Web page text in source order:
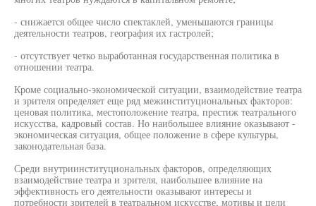
- снижается общее число спектаклей, уменьшаются границы
деятельности театров, география их гастролей;
- отсутствует четко выработанная государственная политика в
отношении театра.
Кроме социально-экономической ситуации, взаимодействие театра
и зрителя определяет еще ряд межинституциональных факторов:
ценовая политика, местоположение театра, престиж театрального
искусства, кадровый состав. Но наибольшее влияние оказывают -
экономическая ситуация, общее положение в сфере культуры,
законодательная база.
Среди внутриинституциональных факторов, определяющих
взаимодействие театра и зрителя, наибольшее влияние на
эффективность его деятельности оказывают интересы и
потребности зрителей в театральном искусстве, мотивы и цели